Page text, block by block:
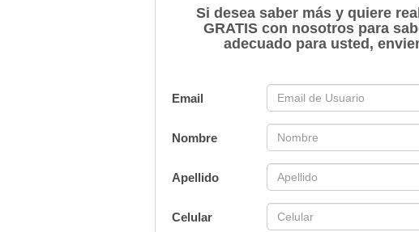
Si desea saber más y quiere
GRATIS con nosotros para
adecuado para usted,
Email
Nombre
Apellido
Celular